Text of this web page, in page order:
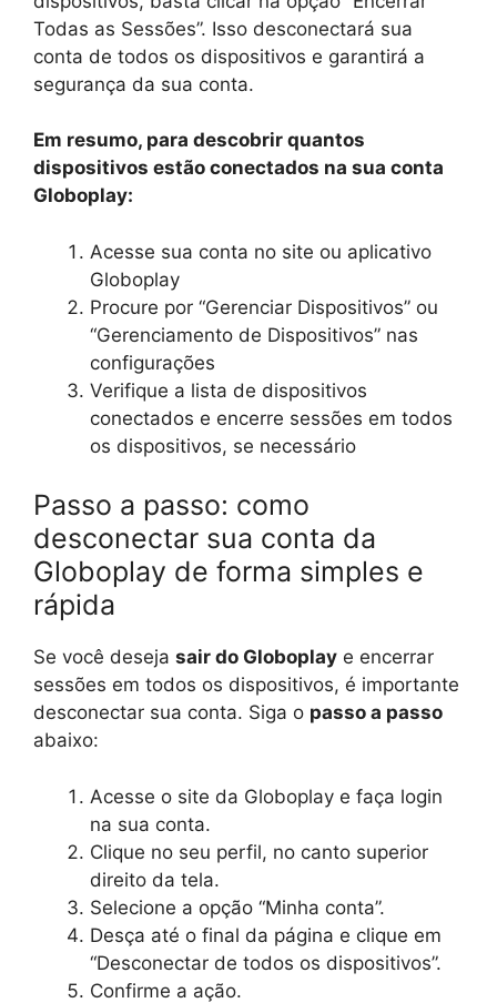
Todas as Sessões”. Isso desconectará sua
conta de todos os dispositivos e garantirá a
segurança da sua conta.
Em resumo, para descobrir quantos
dispositivos estão conectados na sua conta
Globoplay:
Acesse sua conta no site ou aplicativo
Globoplay
Procure por “Gerenciar Dispositivos” ou
“Gerenciamento de Dispositivos” nas
configurações
Verifique a lista de dispositivos
conectados e encerre sessões em todos
os dispositivos, se necessário
Passo a passo: como
desconectar sua conta da
Globoplay de forma simples e
rápida
Se você deseja sair do Globoplay e encerrar
sessões em todos os dispositivos, é importante
desconectar sua conta. Siga o passo a passo
abaixo:
Acesse o site da Globoplay e faça login
na sua conta.
Clique no seu perfil, no canto superior
direito da tela.
Selecione a opção “Minha conta”.
Desça até o final da página e clique em
“Desconectar de todos os dispositivos”.
Confirme a ação.